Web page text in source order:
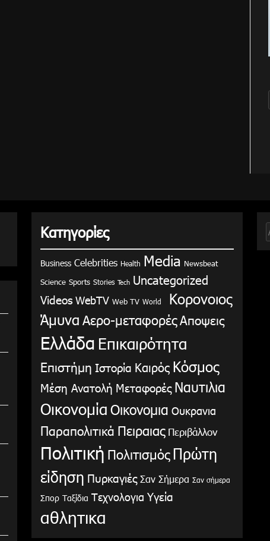
Κατηγορίες
Business Celebrities Health Media Newsbeat
Science Sports Stories Tech Uncategorized
Videos WebTV Web TV World
Κορονοιος
Άμυνα Αερο-μεταφορέςΑποψεις
Ελλάδα Επικαιρότητα
Επιστήμη Ιστορία Καιρός Κόσμος
Μέση Ανατολή Μεταφορές Ναυτιλια
Οικονομία Οικονομια Ουκρανια
Παραπολιτικά Πειραιας Περιβάλλον
Πολιτική Πολιτισμός Πρώτη
είδηση Πυρκαγιές Σαν Σήμερα Σαν σήμερα
Σπορ Ταξίδια Τεχνολογια Υγεία
αθλητικα